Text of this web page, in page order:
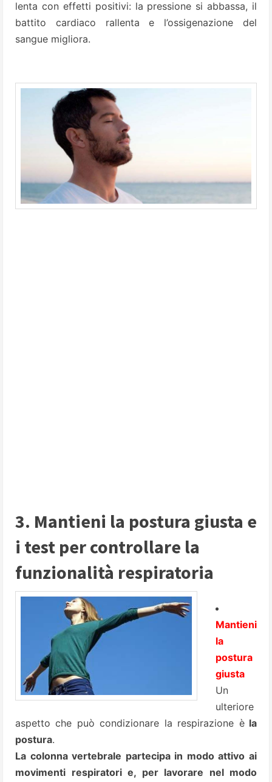
lenta con effetti positivi: la pressione si abbassa, il
battito cardiaco rallenta e l’ossigenazione del
sangue migliora.
3. Mantieni la postura giusta e
i test per controllare la
funzionalità respiratoria
Mantieni
la
postura
giusta
Un
ulteriore
aspetto che può condizionare la respirazione èla
postura.
La colonna vertebrale partecipa in modo attivo ai
movimenti respiratori e, per lavorare nel modo